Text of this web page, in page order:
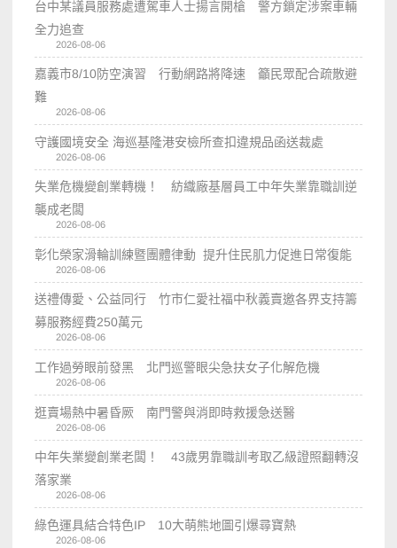
台中某議員服務處遭駕車人士揚言開槍 警方鎖定涉案車輛
全力追查
2026-08-06
嘉義市8/10防空演習 行動網路將降速 籲民眾配合疏散避
難
2026-08-06
守護國境安全 海巡基隆港安檢所查扣違規品函送裁處
2026-08-06
失業危機變創業轉機！ 紡織廠基層員工中年失業靠職訓逆
襲成老闆
2026-08-06
彰化榮家滑輪訓練暨團體律動 提升住民肌力促進日常復能
2026-08-06
送禮傳愛、公益同行 竹市仁愛社福中秋義賣邀各界支持籌
募服務經費250萬元
2026-08-06
工作過勞眼前發黑 北門巡警眼尖急扶女子化解危機
2026-08-06
逛賣場熱中暑昏厥 南門警與消即時救援急送醫
2026-08-06
中年失業變創業老闆！ 43歲男靠職訓考取乙級證照翻轉沒
落家業
2026-08-06
綠色運具結合特色IP 10大萌熊地圖引爆尋寶熱
2026-08-06